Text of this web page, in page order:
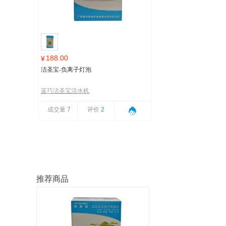
¥188.00
洁圣宝-负离子灯泡
蓝巧洁圣宝活水机
成交量 7 评价 2
推荐商品